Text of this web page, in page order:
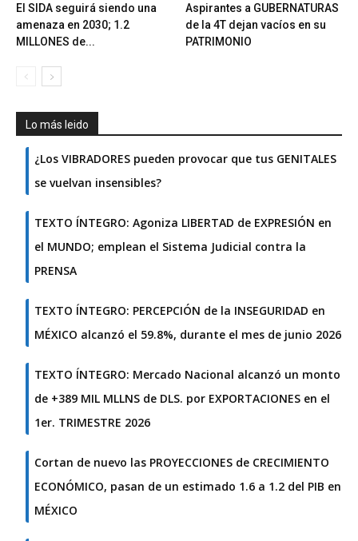
El SIDA seguirá siendo una
amenaza en 2030; 1.2
MILLONES de...
Aspirantes a GUBERNATURAS
de la 4T dejan vacíos en su
PATRIMONIO
Lo más leido
¿Los VIBRADORES pueden provocar que tus GENITALES
se vuelvan insensibles?
TEXTO ÍNTEGRO: Agoniza LIBERTAD de EXPRESIÓN en
el MUNDO; emplean el Sistema Judicial contra la
PRENSA
TEXTO ÍNTEGRO: PERCEPCIÓN de la INSEGURIDAD en
MÉXICO alcanzó el 59.8%, durante el mes de junio 2026
TEXTO ÍNTEGRO: Mercado Nacional alcanzó un monto
de +389 MIL MLLNS de DLS. por EXPORTACIONES en el
1er. TRIMESTRE 2026
Cortan de nuevo las PROYECCIONES de CRECIMIENTO
ECONÓMICO, pasan de un estimado 1.6 a 1.2 del PIB en
MÉXICO